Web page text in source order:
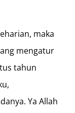
maka
mengatur
tahun
Ya Allah